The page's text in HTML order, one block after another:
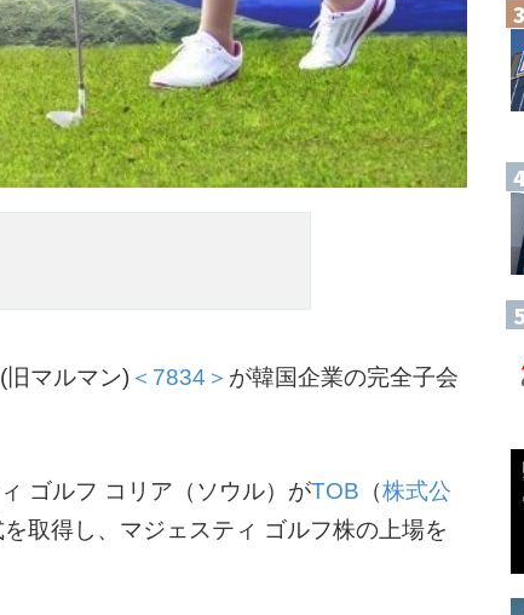
旧マルマン) ＜7834＞ が韓国企業の完全子会
ゴルフ コリア（ソウル）がTOB （株式公
取得し、マジェスティ ゴルフ株の上場を